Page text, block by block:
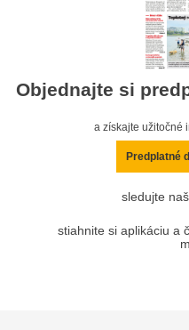
Objednajte si
a získajte užitočné
Predplatné
sledujte
stiahnite si aplikáciu a